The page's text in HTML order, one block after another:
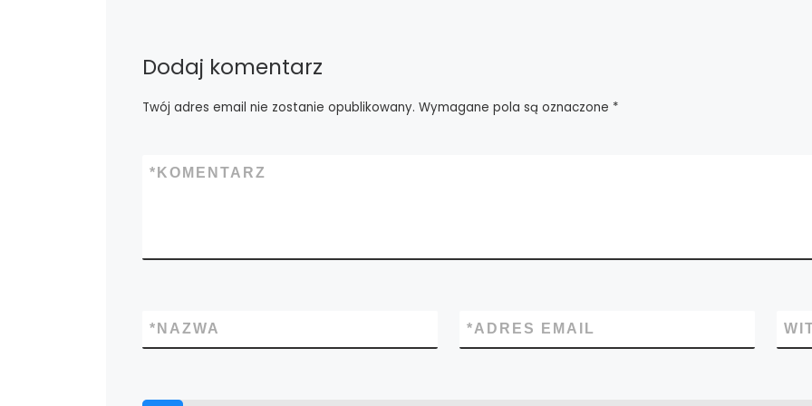
Dodaj komentarz
Twój adres email nie zostanie opublikowany. Wymagane pola są oznaczone *
KOMENTARZ
*
NAZWA
* ADRES EMAIL
*